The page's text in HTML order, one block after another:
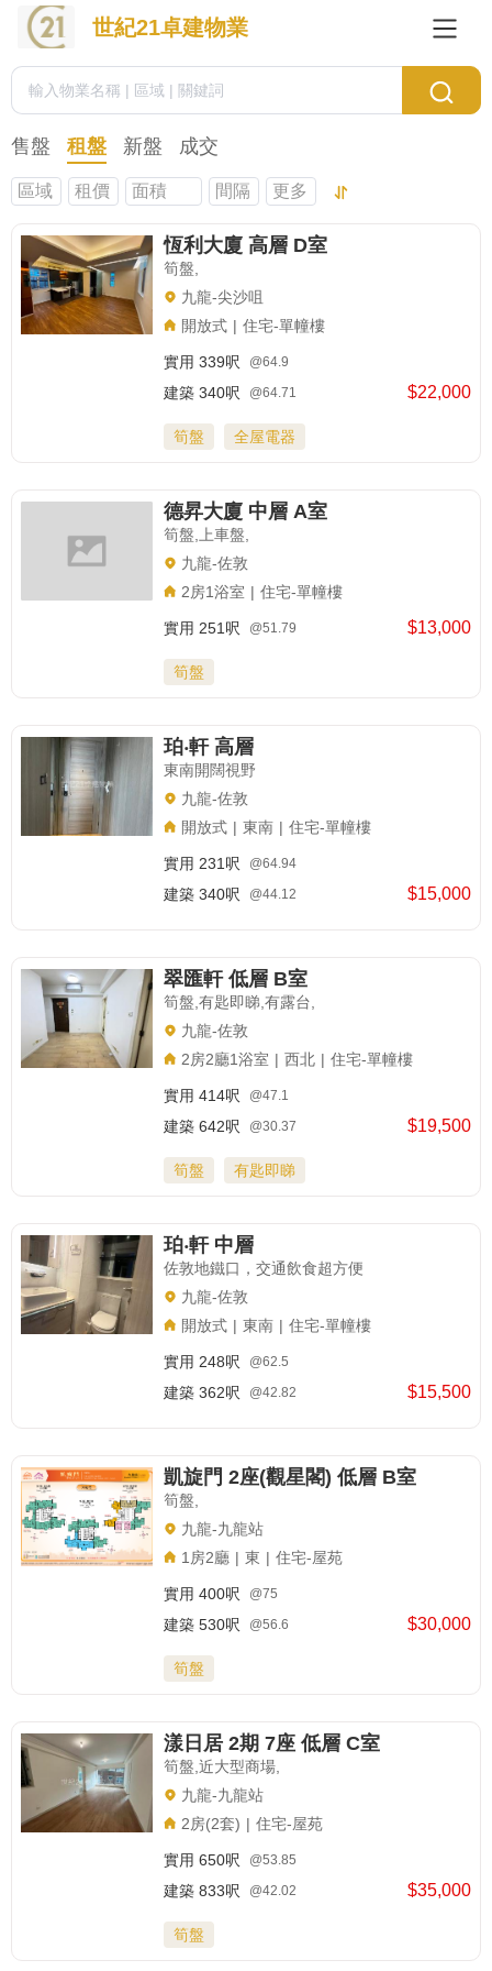
世紀21卓建物業
售盤 租盤 新盤 成交
區域 租價 面積 間隔 更多
恆利大廈 高層 D室
筍盤,
九龍-尖沙咀
開放式 | 住宅-單幢樓
$22,000
實用 339呎 @64.9
建築 340呎 @64.71
筍盤 全屋電器
德昇大廈 中層 A室
筍盤,上車盤,
九龍-佐敦
2房1浴室 | 住宅-單幢樓
$13,000
實用 251呎 @51.79
筍盤
珀‧軒 高層
東南開闊視野
九龍-佐敦
開放式 | 東南 | 住宅-單幢樓
$15,000
實用 231呎 @64.94
建築 340呎 @44.12
翠匯軒 低層 B室
筍盤,有匙即睇,有露台,
九龍-佐敦
2房2廳1浴室 | 西北 | 住宅-單幢樓
$19,500
實用 414呎 @47.1
建築 642呎 @30.37
筍盤 有匙即睇
珀‧軒 中層
佐敦地鐵口，交通飲食超方便
九龍-佐敦
開放式 | 東南 | 住宅-單幢樓
$15,500
實用 248呎 @62.5
建築 362呎 @42.82
凱旋門 2座(觀星閣) 低層 B室
筍盤,
九龍-九龍站
1房2廳 | 東 | 住宅-屋苑
$30,000
實用 400呎 @75
建築 530呎 @56.6
筍盤
漾日居 2期 7座 低層 C室
筍盤,近大型商場,
九龍-九龍站
2房(2套) | 住宅-屋苑
$35,000
實用 650呎 @53.85
建築 833呎 @42.02
筍盤